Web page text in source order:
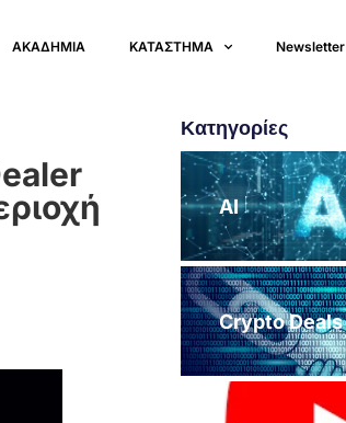
ΑΚΑΔΗΜΙΑ ΚΑΤΑΣΤΗΜΑ Newsletter
Κατηγορίες
AI
Crypto Deals